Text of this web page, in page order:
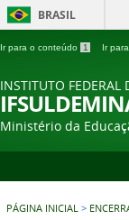
BRASIL
Ir para o conteúdo 1 Ir
INSTITUTO FEDERAL
Ministério da
PÁGINA INICIAL >